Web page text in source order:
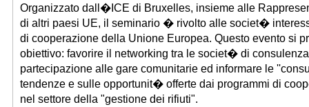
Organizzato dall�ICE di Bruxelles, insieme alle
di altri paesi UE, il seminario � rivolto alle societ�
di cooperazione della Unione Europea. Questo evento si
obiettivo: favorire il networking tra le societ� di
partecipazione alle gare comunitarie ed informare le
tendenze e sulle opportunit� offerte dai programmi di
nel settore della "gestione dei rifiuti".